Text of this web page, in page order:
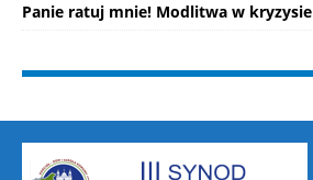
Panie ratuj mnie! Modlitwa w kryzysie